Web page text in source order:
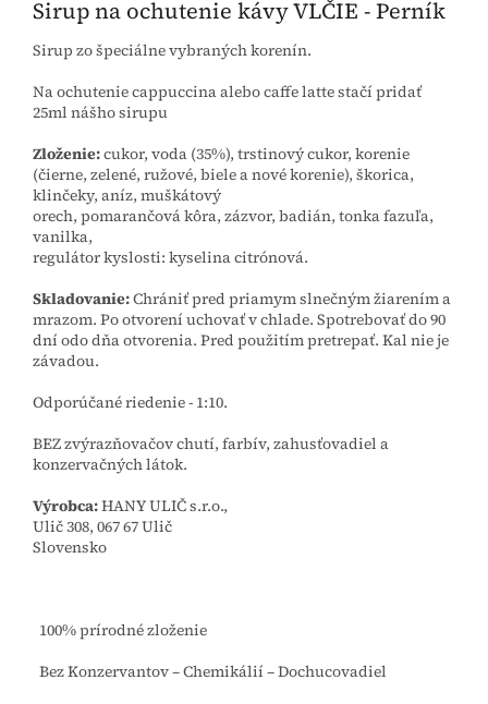
Sirup na ochutenie kávy VLČIE - Perník
Sirup zo špeciálne vybraných korenín.
Na ochutenie cappuccina alebo caffe latte stačí pridať
25ml nášho sirupu
Zloženie:cukor, voda (35%), trstinový cukor, korenie
(čierne, zelené, ružové, biele a nové korenie), škorica,
klinčeky, aníz, muškátový
orech, pomarančová kôra, zázvor, badián, tonka fazuľa,
vanilka,
regulátor kyslosti: kyselina citrónová.
Skladovanie:Chrániť pred priamym slnečným žiarením a
mrazom. Po otvorení uchovať v chlade. Spotrebovať do 90
dní odo dňa otvorenia. Pred použitím pretrepať. Kal nie je
závadou.
Odporúčané riedenie - 1:10.
BEZ zvýrazňovačov chutí, farbív, zahusťovadiel a
konzervačných látok.
Výrobca:HANY ULIČ s.r.o.,
Ulič 308, 067 67 Ulič
Slovensko
100% prírodné zloženie
Bez Konzervantov – Chemikálií – Dochucovadiel